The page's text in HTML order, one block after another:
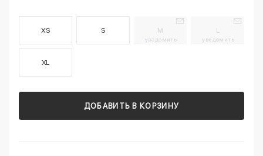
XS S M
уведомить
L
уведомить
XL
ДОБАВИТЬ В КОРЗИНУ